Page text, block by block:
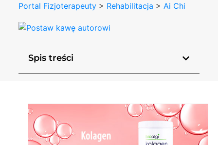
Portal Fizjoterapeuty > Rehabilitacja > Ai Chi
Spis treści